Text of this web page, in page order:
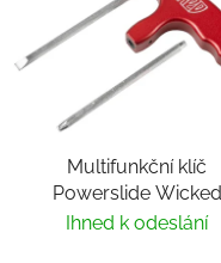
Multifunkční klíč
Powerslide Wicked
Hardcore Tool
Ihned k odeslání